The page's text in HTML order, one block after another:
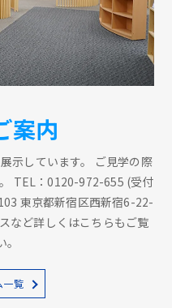
案内
示しています。 ご見学の際
TEL：0120-972-655 (受付
東京都新宿区西新宿6-22-
など詳しくはこちらもご覧
一覧